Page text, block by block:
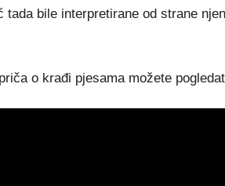
tada bile interpretirane od strane
o krađi pjesama možete